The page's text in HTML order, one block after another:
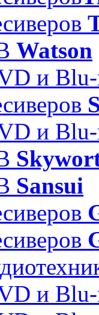
Watson
и
и
Sansui
и